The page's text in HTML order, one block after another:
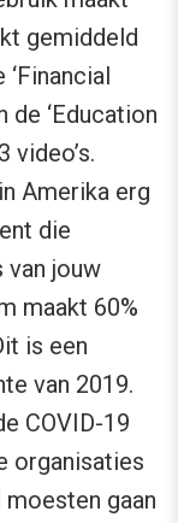
gemiddeld
de ‘Education
video’s.
Amerika erg
die
van jouw
maakt 60%
is een
van 2019.
COVID-19
organisaties
gaan